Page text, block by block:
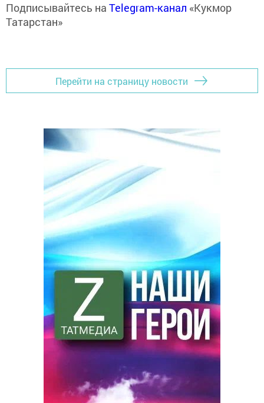
Подписывайтесь на Telegram-канал «Кукмор
Татарстан»
Перейти на страницу новости